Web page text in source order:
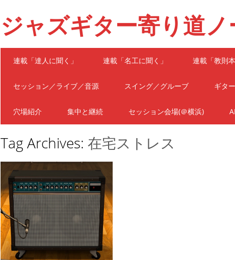
ジャズギター寄り道ノ
Main menu
連載「達人に聞く」 連載「名工に聞く」 連載「教則本
セッション／ライブ／音源 スイング／グルーブ ギタ
穴場紹介 集中と継続 セッション会場(＠横浜)
Tag Archives:在宅ストレス